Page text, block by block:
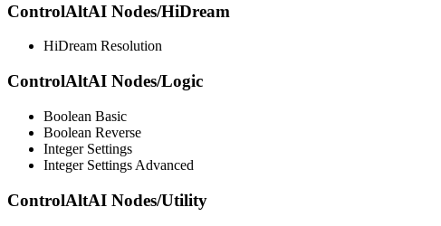
ControlAltAI Nodes/HiDream
HiDream Resolution
ControlAltAI Nodes/Logic
Boolean Basic
Boolean Reverse
Integer Settings
Integer Settings Advanced
ControlAltAI Nodes/Utility